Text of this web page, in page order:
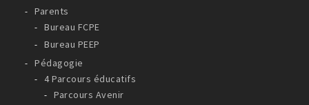
Parents
Bureau FCPE
Bureau PEEP
Pédagogie
4 Parcours éducatifs
Parcours Avenir